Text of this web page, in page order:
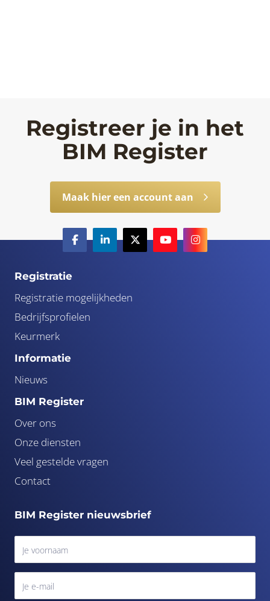
Registreer je in het
BIM Register
Maak hier een account aan
Registratie
Registratie mogelijkheden
Bedrijfsprofielen
Keurmerk
Informatie
Nieuws
BIM Register
Over ons
Onze diensten
Veel gestelde vragen
Contact
BIM Register nieuwsbrief